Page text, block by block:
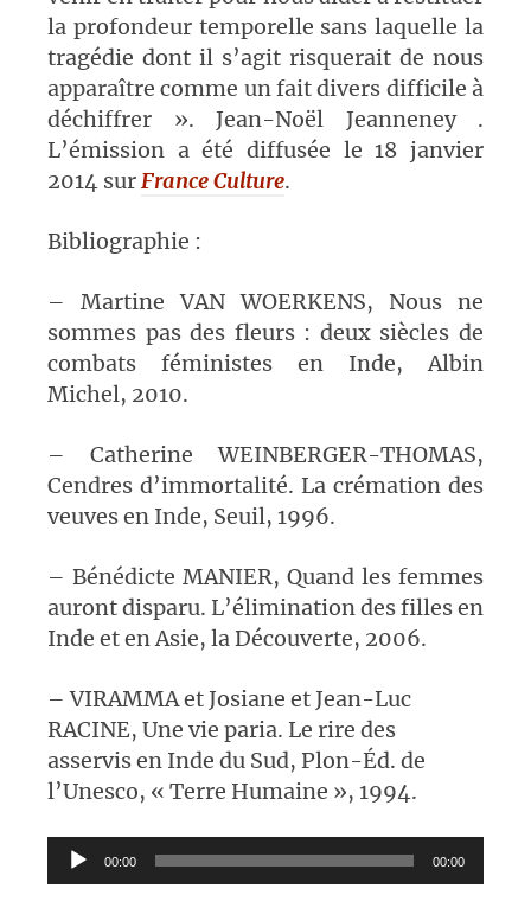
la profondeur temporelle sans laquelle la
tragédie dont il s’agit risquerait de nous
apparaître comme un fait divers difficile à
déchiffrer ». Jean-Noël Jeanneney .
L’émission a été diffusée le 18 janvier
2014 surFrance Culture.
Bibliographie :
– Martine VAN WOERKENS, Nous ne
sommes pas des fleurs : deux siècles de
combats féministes en Inde, Albin
Michel, 2010.
– Catherine WEINBERGER-THOMAS,
Cendres d’immortalité. La crémation des
veuves en Inde, Seuil, 1996.
– Bénédicte MANIER, Quand les femmes
auront disparu. L’élimination des filles en
Inde et en Asie, la Découverte, 2006.
– VIRAMMA et Josiane et Jean-Luc
RACINE, Une vie paria. Le rire des
asservis en Inde du Sud, Plon-Éd. de
l’Unesco, « Terre Humaine », 1994.
Lecteur
audio
00:00 00:00